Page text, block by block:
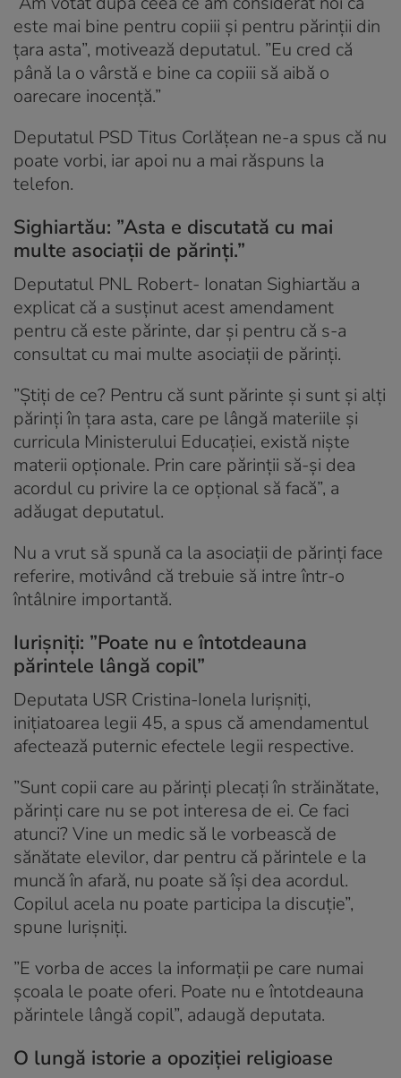
este mai bine pentru copiii și pentru părinții din
țara asta”, motivează deputatul. ”Eu cred că
până la o vârstă e bine ca copiii să aibă o
oarecare inocență.”
Deputatul PSD Titus Corlățean ne-a spus că nu
poate vorbi, iar apoi nu a mai răspuns la
telefon.
Sighiartău: ”Asta e discutată cu mai
multe asociații de părinți.”
Deputatul PNL Robert- Ionatan Sighiartău a
explicat că a susținut acest amendament
pentru că este părinte, dar și pentru că s-a
consultat cu mai multe asociații de părinți.
”Știți de ce? Pentru că sunt părinte și sunt și alți
părinți în țara asta, care pe lângă materiile și
curricula Ministerului Educației, există niște
materii opționale. Prin care părinții să-și dea
acordul cu privire la ce opțional să facă”, a
adăugat deputatul.
Nu a vrut să spună ca la asociații de părinți face
referire, motivând că trebuie să intre într-o
întâlnire importantă.
Iurișniți: ”Poate nu e întotdeauna
părintele lângă copil”
Deputata USR Cristina-Ionela Iurișniți,
inițiatoarea legii 45, a spus că amendamentul
afectează puternic efectele legii respective.
”Sunt copii care au părinți plecați în străinătate,
părinți care nu se pot interesa de ei. Ce faci
atunci? Vine un medic să le vorbească de
sănătate elevilor, dar pentru că părintele e la
muncă în afară, nu poate să își dea acordul.
Copilul acela nu poate participa la discuție”,
spune Iurișniți.
”E vorba de acces la informații pe care numai
școala le poate oferi. Poate nu e întotdeauna
părintele lângă copil”, adaugă deputata.
O lungă istorie a opoziției religioase